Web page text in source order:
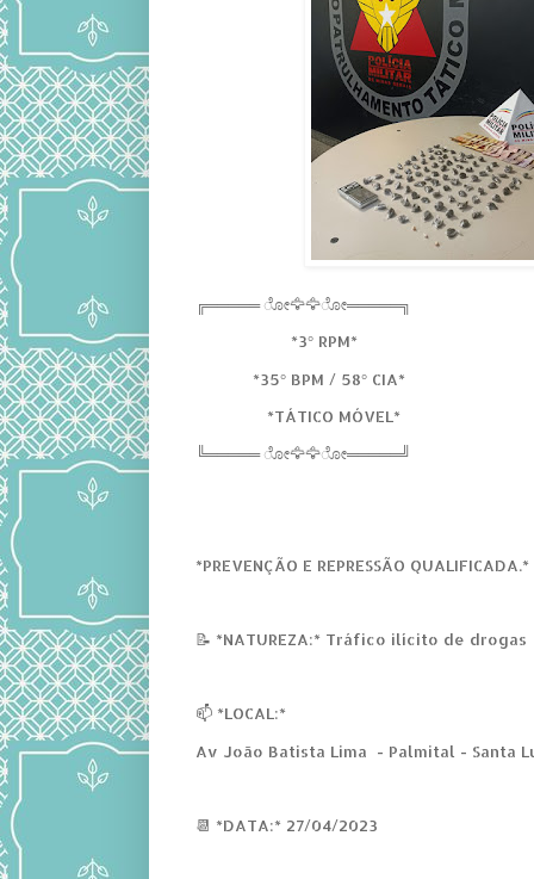
╔═════ ೋ🦅🦅ೋ═════╗
*3° RPM*
*35° BPM / 58° CIA*
*TÁTICO MÓVEL*
╚═════ ೋ🦅🦅ೋ═════╝
*PREVENÇÃO E REPRESSÃO QUALIFICADA.*
📝 *NATUREZA:* Tráfico ilícito de drogas
📫 *LOCAL:*
Av João Batista Lima - Palmital - Santa
📆 *DATA:* 27/04/2023